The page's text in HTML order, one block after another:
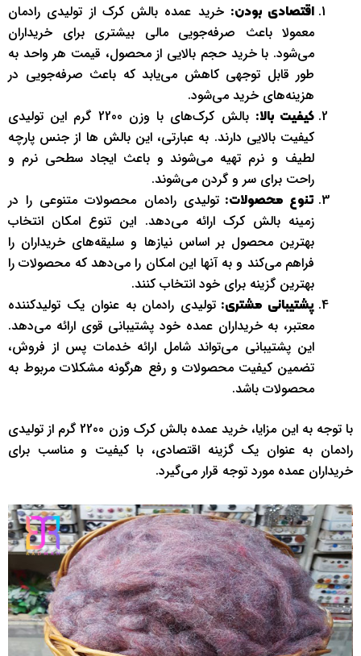
اقتصادی بودن: خرید عمده بالش کرک از تولیدی رادمان
معمولا باعث صرفه‌جویی مالی بیشتری برای خریداران
می‌شود. با خرید حجم بالایی از محصول، قیمت هر واحد به
طور قابل توجهی کاهش می‌یابد که باعث صرفه‌جویی در
هزینه‌های خرید می‌شود.
کیفیت بالا:
بالش کرک‌های با وزن 2200 گرم این تولیدی
کیفیت بالایی دارند. به عبارتی، این بالش ها از جنس پارچه
لطیف و نرم تهیه می‌شوند و باعث ایجاد سطحی نرم و
راحت برای سر و گردن می‌شوند.
تنوع محصولات:تولیدی رادمان محصولات متنوعی را در
زمینه بالش کرک ارائه می‌دهد. این تنوع امکان انتخاب
بهترین محصول بر اساس نیازها و سلیقه‌های خریداران را
فراهم می‌کند و به آنها این امکان را می‌دهد که محصولات را
بهترین گزینه برای خود انتخاب کنند.
پشتیبانی مشتری: تولیدی رادمان به عنوان یک تولیدکننده
معتبر، به خریداران عمده خود پشتیبانی قوی ارائه می‌دهد.
این پشتیبانی می‌تواند شامل ارائه خدمات پس از فروش،
تضمین کیفیت محصولات و رفع هرگونه مشکلات مربوط به
محصولات باشد.
با توجه به این مزایا، خرید عمده بالش کرک وزن 2200 گرم از تولیدی
رادمان به عنوان یک گزینه اقتصادی، با کیفیت و مناسب برای
خریداران عمده مورد توجه قرار می‌گیرد.